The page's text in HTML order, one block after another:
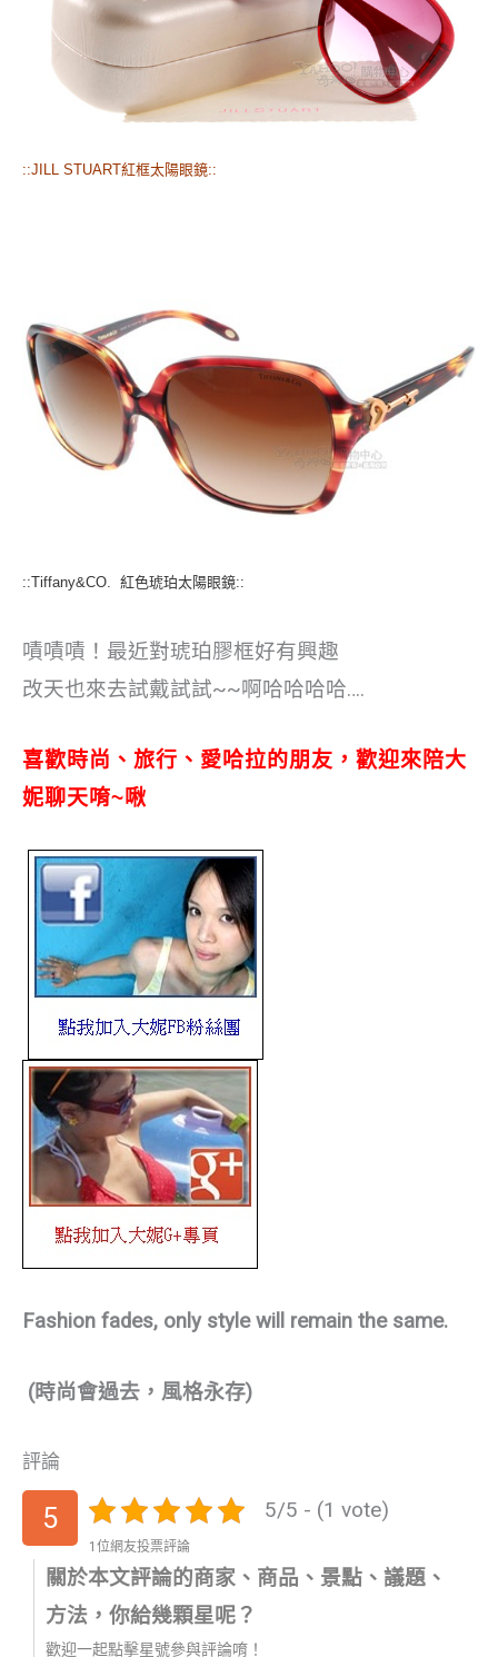
::JILL STUART紅框太陽眼鏡::
::Tiffany&CO. 紅色琥珀太陽眼鏡::
嘖嘖嘖！最近對琥珀膠框好有興趣
改天也來去試戴試試~~啊哈哈哈哈….
喜歡時尚、旅行、愛哈拉的朋友，歡迎來陪大
妮聊天唷~啾
Fashion fades, only style will remain the same.
(時尚會過去，風格永存)
評論
5 5/5 - (1 vote)
1位網友投票評論
關於本文評論的商家、商品、景點、議題、
方法，你給幾顆星呢？
歡迎一起點擊星號參與評論唷！